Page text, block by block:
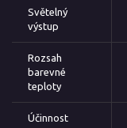
Světelný
výstup
Rozsah
barevné
teploty
Účinnost